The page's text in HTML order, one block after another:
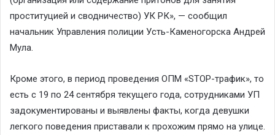
проституцией и сводничество) УК РК», — сообщил
начальник Управления полиции Усть-Каменогорска Андрей
Мула.
Кроме этого, в период проведения ОПМ «STOP-трафик», то
есть с 19 по 24 сентября текущего года, сотрудниками УП
задокументированы и выявлены факты, когда девушки
легкого поведения приставали к прохожим прямо на улице.